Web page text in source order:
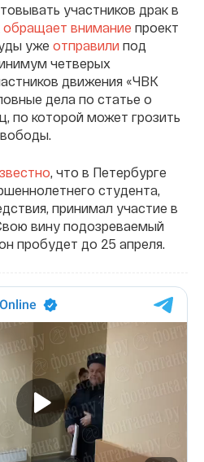
участников драк в
обращает внимание проект
уже отправили под
четверых
движения «ЧВК
дела по статье о
по которой может грозить
, что в Петербурге
студента,
принимал участие в
вину подозреваемый
пробудет до 25 апреля.